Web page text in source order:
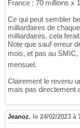
France : 70 millions x
Ce qui peut sembler
milliardaires de
milliardaires, cela
Note que sauf erreur
mois, et pas au SMIC,
mensuel.
Clairement le revenu
mais pas directement
Jeanoz, le 24/02/2023 à